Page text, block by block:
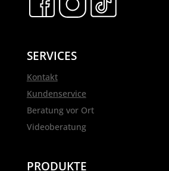
SERVICES
Kontakt
Kundenservice
Beratung vor Ort
Videoberatung
PRODUKTE